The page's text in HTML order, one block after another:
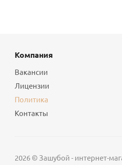
Компания
Вакансии
Лицензии
Политика
Контакты
2026 © Зашубой - интернет-